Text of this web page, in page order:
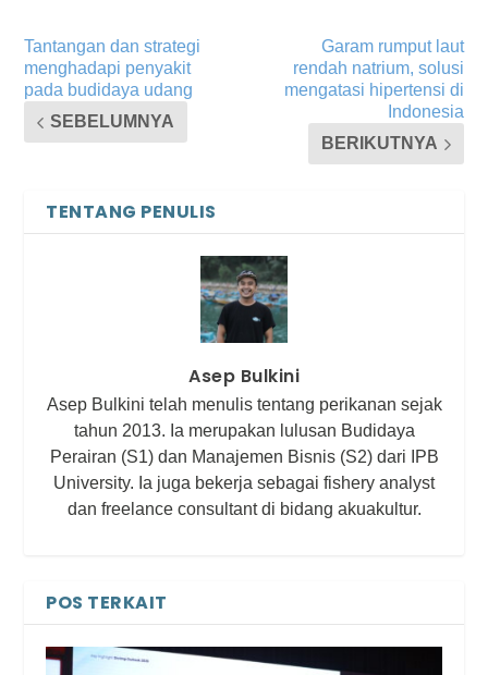
Tantangan dan strategi
menghadapi penyakit
pada budidaya udang
SEBELUMNYA
Garam rumput laut
rendah natrium, solusi
mengatasi hipertensi di
Indonesia
BERIKUTNYA
TENTANG PENULIS
Asep Bulkini
Asep Bulkini telah menulis tentang perikanan sejak
tahun 2013. Ia merupakan lulusan Budidaya
Perairan (S1) dan Manajemen Bisnis (S2) dari IPB
University. Ia juga bekerja sebagai fishery analyst
dan freelance consultant di bidang akuakultur.
POS TERKAIT